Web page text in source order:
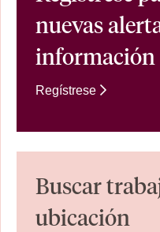
nuevas
información
Regístrese
Buscar
ubicación